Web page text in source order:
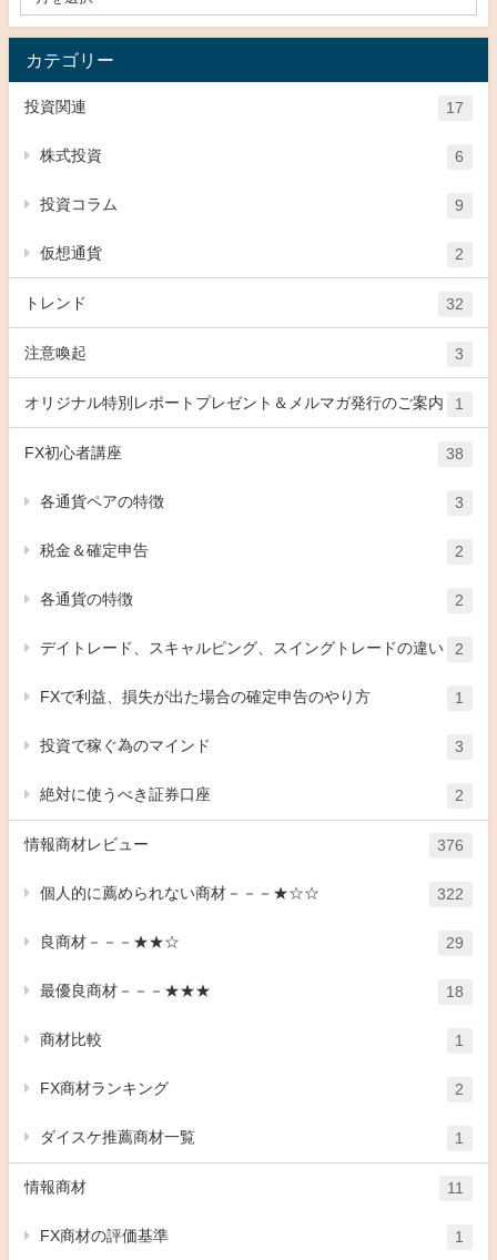
カテゴリー
投資関連 17
株式投資 6
投資コラム 9
仮想通貨 2
トレンド 32
注意喚起 3
オリジナル特別レポートプレゼント＆メルマガ発行のご案内 1
FX初心者講座 38
各通貨ペアの特徴 3
税金＆確定申告 2
各通貨の特徴 2
デイトレード、スキャルピング、スイングトレードの違い 2
FXで利益、損失が出た場合の確定申告のやり方 1
投資で稼ぐ為のマインド 3
絶対に使うべき証券口座 2
情報商材レビュー 376
個人的に薦められない商材－－－★☆☆ 322
良商材－－－★★☆ 29
最優良商材－－－★★★ 18
商材比較 1
FX商材ランキング 2
ダイスケ推薦商材一覧 1
情報商材 11
FX商材の評価基準 1